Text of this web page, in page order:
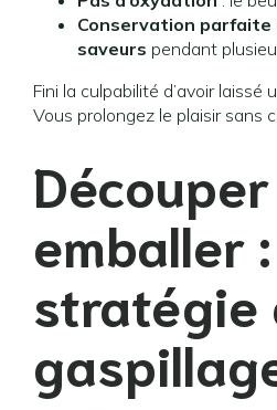
Conservation
saveurs pendant
Fini la culpabilité d’avoir laissé
Vous prolongez le plaisir sans
emballer